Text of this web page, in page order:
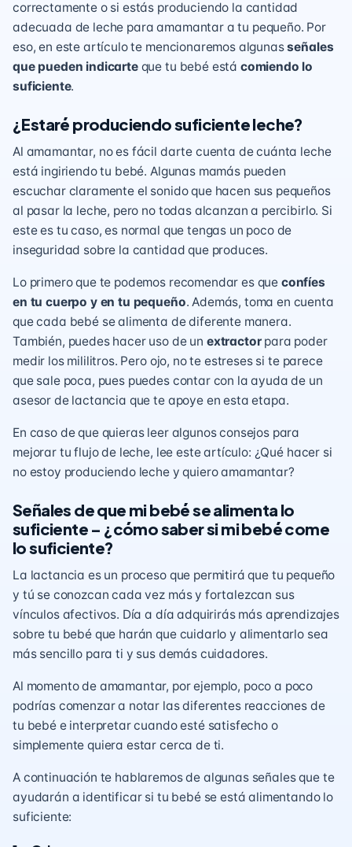
correctamente o si estás produciendo la cantidad
adecuada de leche para amamantar a tu pequeño. Por
eso, en este artículo te mencionaremos algunasseñales
que pueden indicarte que tu bebé está comiendo lo
suficiente.
¿Estaré produciendo suficiente leche?
Al amamantar, no es fácil darte cuenta de cuánta leche
está ingiriendo tu bebé. Algunas mamás pueden
escuchar claramente el sonido que hacen sus pequeños
al pasar la leche, pero no todas alcanzan a percibirlo. Si
este es tu caso, es normal que tengas un poco de
inseguridad sobre la cantidad que produces.
Lo primero que te podemos recomendar es que confíes
en tu cuerpo y en tu pequeño. Además, toma en cuenta
que cada bebé se alimenta de diferente manera.
También, puedes hacer uso de un extractorpara poder
medir los mililitros. Pero ojo, no te estreses si te parece
que sale poca, pues puedes contar con la ayuda de un
asesor de lactancia que te apoye en esta etapa.
En caso de que quieras leer algunos consejos para
mejorar tu flujo de leche, lee este artículo: ¿Qué hacer si
no estoy produciendo leche y quiero amamantar?
Señales de que mi bebé se alimenta lo
suficiente – ¿cómo saber si mi bebé come
lo suficiente?
La lactancia es un proceso que permitirá que tu pequeño
y tú se conozcan cada vez más y fortalezcan sus
vínculos afectivos. Día a día adquirirás más aprendizajes
sobre tu bebé que harán que cuidarlo y alimentarlo sea
más sencillo para ti y sus demás cuidadores.
Al momento de amamantar, por ejemplo, poco a poco
podrías comenzar a notar las diferentes reacciones de
tu bebé e interpretar cuando esté satisfecho o
simplemente quiera estar cerca de ti.
A continuación te hablaremos de algunas señales que te
ayudarán a identificar si tu bebé se está alimentando lo
suficiente: